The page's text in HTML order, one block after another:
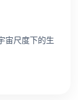
宙尺度下的生